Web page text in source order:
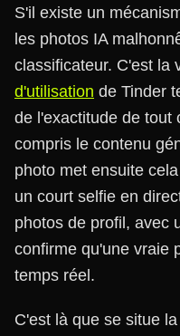
S'il existe un
les photos IA
classificateur. C'est la
d'utilisation de Tinder
de l'exactitude de tout
compris le contenu
photo met ensuite
un court selfie en
photos de profil, avec
confirme qu'une vraie
temps réel.
C'est là que se situe